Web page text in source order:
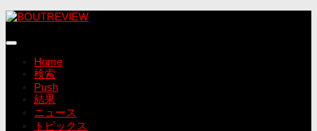
コ
テ
Home
検索
Push
結果
ニュース
トピックス